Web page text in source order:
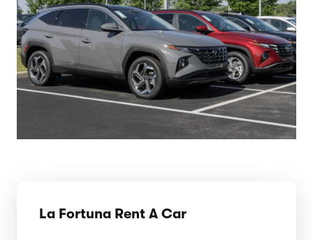
La Fortuna Rent A Car